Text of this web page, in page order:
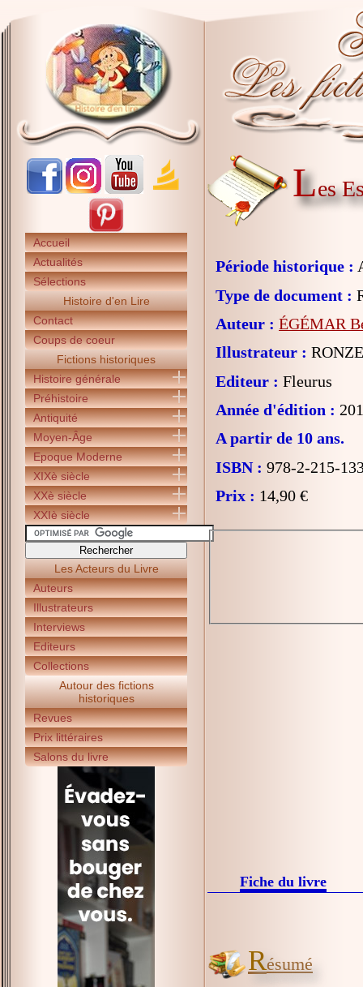
Accueil
Actualités
Sélections
Histoire d'en Lire
Contact
Coups de coeur
Fictions historiques
Histoire générale
Préhistoire
Antiquité
Moyen-Âge
Epoque Moderne
XIXè siècle
XXè siècle
XXIè siècle
Les Acteurs du Livre
Auteurs
Illustrateurs
Interviews
Editeurs
Collections
Autour des fictions
historiques
Revues
Prix littéraires
Salons du livre
Les
Période historique :
Type de document :
Auteur : ÉGÉMAR
Illustrateur :
Editeur : Fleurus
Année d'édition :
A partir de 10 ans.
ISBN : 978-2-215-
Prix : 14,90 €
Fiche du livre
Résumé